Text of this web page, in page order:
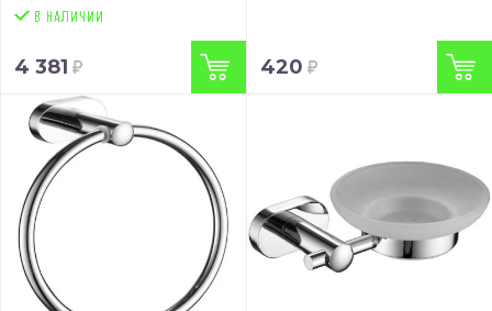
4 381 420